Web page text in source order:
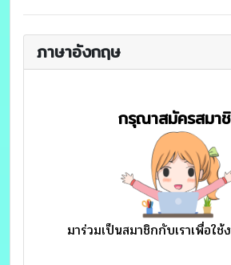
ภาษาอังกฤษ
กรุณาสมัครสมา
มาร่วมเป็นสมาชิกกับเราเพื่อใ